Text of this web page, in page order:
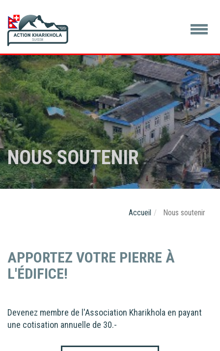
NOUS SOUTENIR
Accueil Nous soutenir
APPORTEZ VOTRE PIERRE À
L'ÉDIFICE!
Devenez membre de l'Association Kharikhola en payant
une cotisation annuelle de 30.-